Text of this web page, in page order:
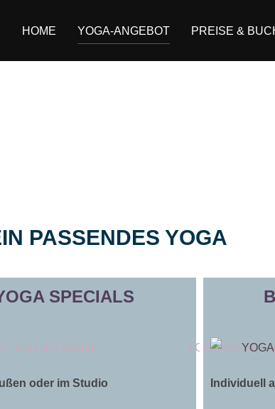
HOME YOGA-ANGEBOT PREISE &
PASSENDES YOGA
SPECIALS
oder im Studio Individuell